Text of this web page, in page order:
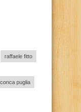
raffaele fitto
puglia